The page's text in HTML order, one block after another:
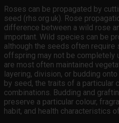
Roses can be propagated by
seed (rhs.org.uk). Rose
difference between a wild rose
important. Wild species can be
although the seeds often require
offspring may not be completely
are most often maintained
layering, division, or budding
by seed, the traits of a particular
combinations. Budding and
preserve a particular colour,
habit, and health characteristics